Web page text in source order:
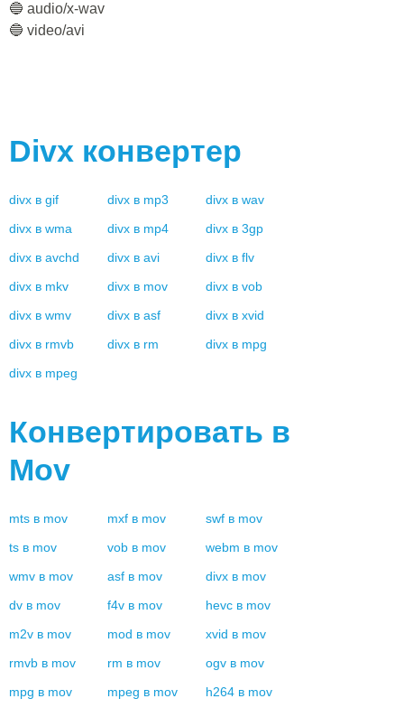
🔵 audio/x-wav
🔵 video/avi
Divx конвертер
divx в gif divx в mp3 divx в wav
divx в wma divx в mp4 divx в 3gp
divx в avchd divx в avi divx в flv
divx в mkv divx в mov divx в vob
divx в wmv divx в asf divx в xvid
divx в rmvb divx в rm divx в mpg
divx в mpeg
Конвертировать в
Mov
mts в mov mxf в mov swf в mov
ts в mov vob в mov webm в mov
wmv в mov asf в mov divx в mov
dv в mov f4v в mov hevc в mov
m2v в mov mod в mov xvid в mov
rmvb в mov rm в mov ogv в mov
mpg в mov mpeg в mov h264 в mov